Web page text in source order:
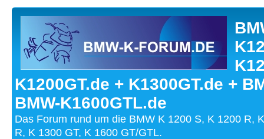
K1200GT.de + K1300GT.de +
BMW-K1600GTL.de
Das Forum rund um die BMW K 1200 S, K 1200 R,
R, K 1300 GT, K 1600 GT/GTL.